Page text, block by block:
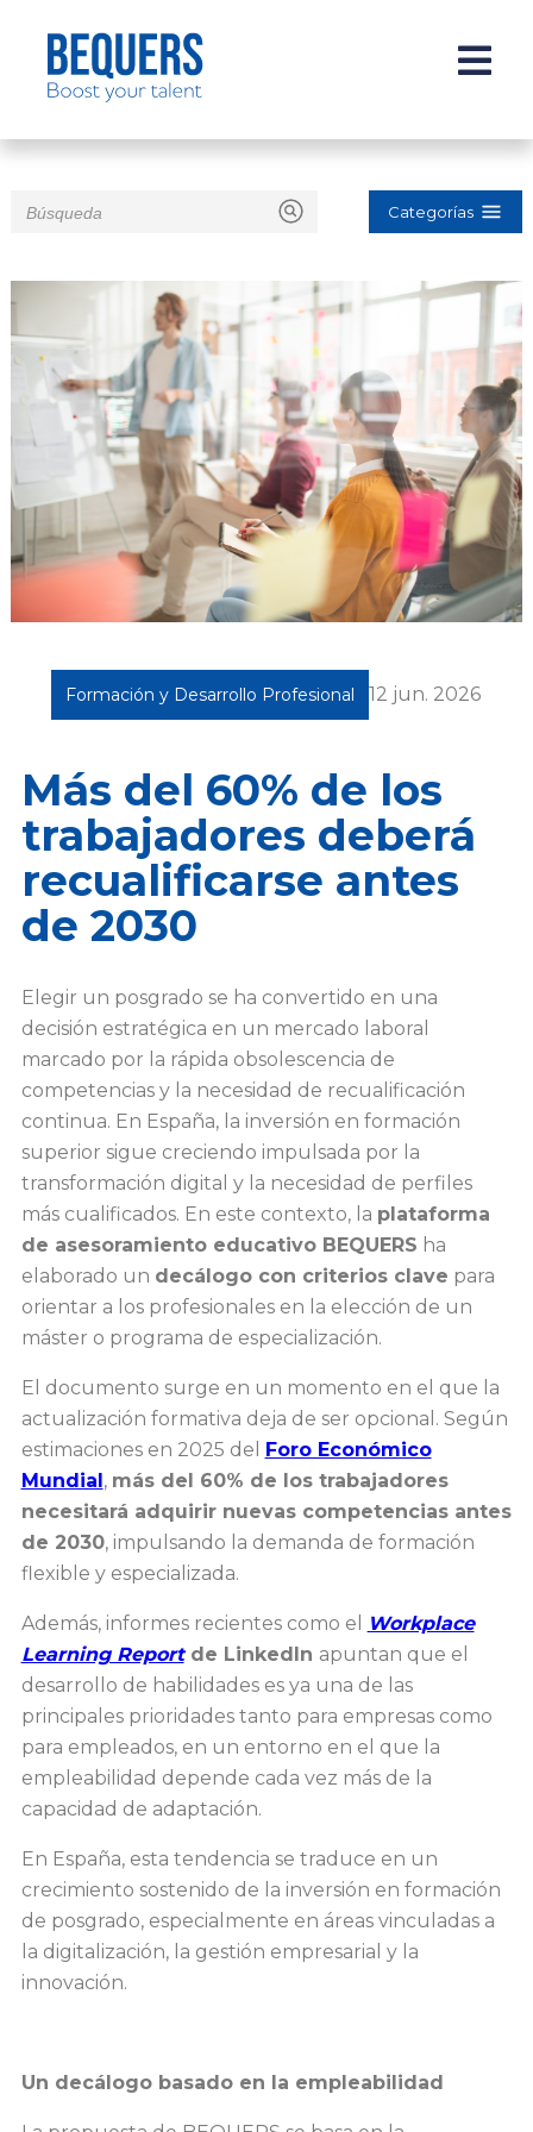
Categorías
Formación y Desarrollo Profesional 12 jun. 2026
Más del 60% de los
trabajadores deberá
recualificarse antes
de 2030
Elegir un posgrado se ha convertido en una
decisión estratégica en un mercado laboral
marcado por la rápida obsolescencia de
competencias y la necesidad de recualificación
continua. En España, la inversión en formación
superior sigue creciendo impulsada por la
transformación digital y la necesidad de perfiles
más cualificados. En este contexto, la plataforma
de asesoramiento educativo BEQUERS ha
elaborado un decálogo con criterios clave para
orientar a los profesionales en la elección de un
máster o programa de especialización.
El documento surge en un momento en el que la
actualización formativa deja de ser opcional. Según
estimaciones en 2025 del
Foro Económico
Mundial , más del 60% de los trabajadores
necesitará adquirir nuevas competencias antes
de 2030, impulsando la demanda de formación
flexible y especializada.
Además, informes recientes como el
Workplace
Learning Reportde LinkedIn apuntan que el
desarrollo de habilidades es ya una de las
principales prioridades tanto para empresas como
para empleados, en un entorno en el que la
empleabilidad depende cada vez más de la
capacidad de adaptación.
En España, esta tendencia se traduce en un
crecimiento sostenido de la inversión en formación
de posgrado, especialmente en áreas vinculadas a
la digitalización, la gestión empresarial y la
innovación.
Un decálogo basado en la empleabilidad